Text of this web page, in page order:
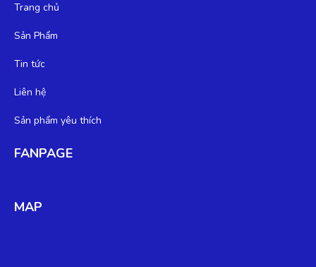
Trang chủ
Sản Phẩm
Tin tức
Liên hệ
Sản phẩm yêu thích
FANPAGE
MAP